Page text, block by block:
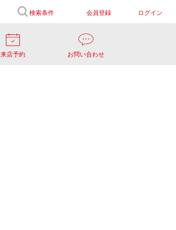
検索条件 会員登録 ログイン
来店予約 お問い合わせ